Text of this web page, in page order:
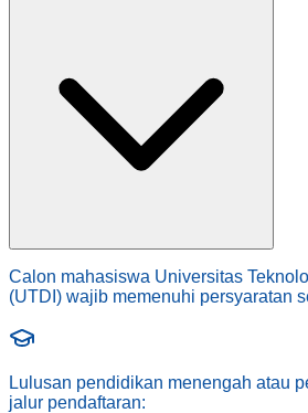
Calon mahasiswa Universitas
(UTDI) wajib memenuhi persyaratan
Lulusan pendidikan menengah atau
jalur pendaftaran: